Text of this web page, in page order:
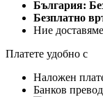
България:
Безплатно
Ние
Платете удобно с
Наложен
Банков превод